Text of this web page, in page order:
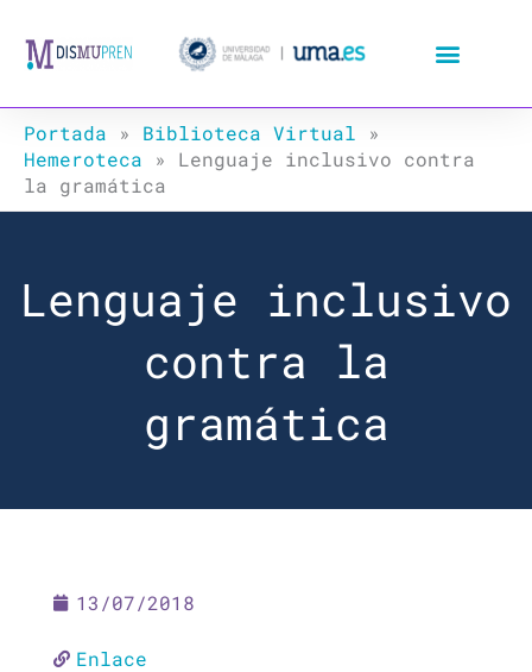
Portada » Biblioteca Virtual »
Hemeroteca » Lenguaje inclusivo contra
la gramática
Lenguaje inclusivo
contra la
gramática
13/07/2018
Enlace